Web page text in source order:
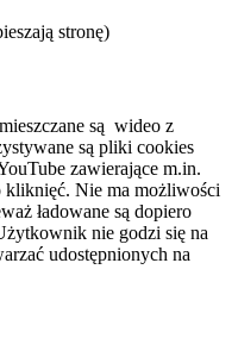
stronę)
są wideo z
są pliki cookies
zawierające m.in.
kliknięć. Nie ma możliwości
ładowane są dopiero
nie godzi się na
udostępnionych na